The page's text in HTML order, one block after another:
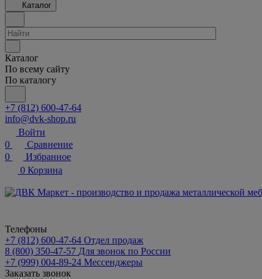
Каталог
Каталог
По всему сайту
По каталогу
+7 (812) 600-47-64
info@dvk-shop.ru
Войти
0
Сравнение
0
Избранное
0 Корзина
Телефоны
+7 (812) 600-47-64 Отдел продаж
8 (800) 350-47-57 Для звонок по России
+7 (999) 004-89-24 Мессенджеры
Заказать звонок